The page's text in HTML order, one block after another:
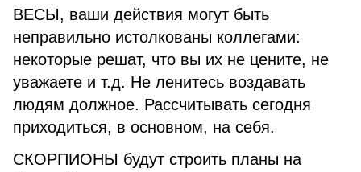
ВЕСЫ, ваши действия могут быть
неправильно истолкованы коллегами:
некоторые решат, что вы их не цените, не
уважаете и т.д. Не ленитесь воздавать
людям должное. Рассчитывать сегодня
приходиться, в основном, на себя.
СКОРПИОНЫ будут строить планы на